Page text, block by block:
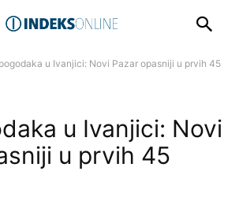
u Ivanjici: Novi Pazar opasniji u prvih 45
u Ivanjici: Novi
u prvih 45